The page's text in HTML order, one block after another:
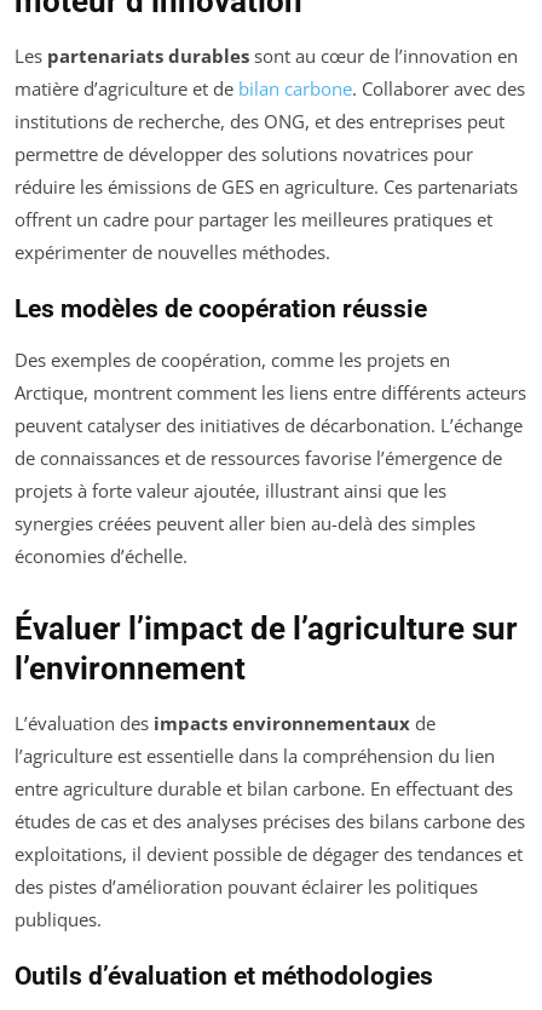
Les partenariats durables sont au cœur de l’innovation en
matière d’agriculture et de bilan carbone. Collaborer avec des
institutions de recherche, des ONG, et des entreprises peut
permettre de développer des solutions novatrices pour
réduire les émissions de GES en agriculture. Ces partenariats
offrent un cadre pour partager les meilleures pratiques et
expérimenter de nouvelles méthodes.
Les modèles de coopération réussie
Des exemples de coopération, comme les projets en
Arctique, montrent comment les liens entre différents acteurs
peuvent catalyser des initiatives de décarbonation. L’échange
de connaissances et de ressources favorise l’émergence de
projets à forte valeur ajoutée, illustrant ainsi que les
synergies créées peuvent aller bien au-delà des simples
économies d’échelle.
Évaluer l’impact de l’agriculture sur
l’environnement
L’évaluation des impacts environnementaux de
l’agriculture est essentielle dans la compréhension du lien
entre agriculture durable et bilan carbone. En effectuant des
études de cas et des analyses précises des bilans carbone des
exploitations, il devient possible de dégager des tendances et
des pistes d’amélioration pouvant éclairer les politiques
publiques.
Outils d’évaluation et méthodologies